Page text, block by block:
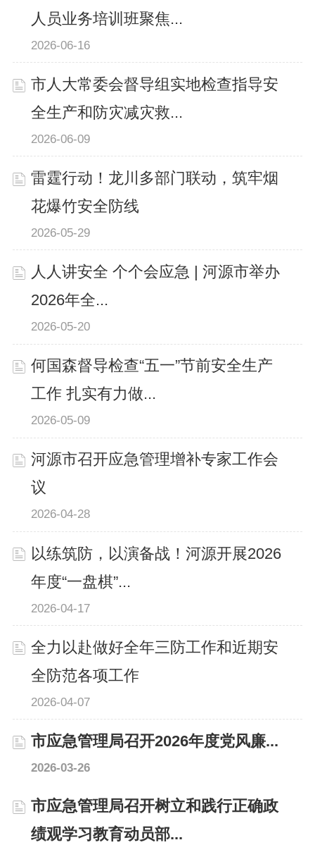
人员业务培训班聚焦...
2026-06-16
市人大常委会督导组实地检查指导安
全生产和防灾减灾救...
2026-06-09
雷霆行动！龙川多部门联动，筑牢烟
花爆竹安全防线
2026-05-29
人人讲安全 个个会应急 | 河源市举办
2026年全...
2026-05-20
何国森督导检查“五一”节前安全生产
工作 扎实有力做...
2026-05-09
河源市召开应急管理增补专家工作会
议
2026-04-28
以练筑防，以演备战！河源开展2026
年度“一盘棋”...
2026-04-17
全力以赴做好全年三防工作和近期安
全防范各项工作
2026-04-07
市应急管理局召开2026年度党风廉...
2026-03-26
市应急管理局召开树立和践行正确政
绩观学习教育动员部...